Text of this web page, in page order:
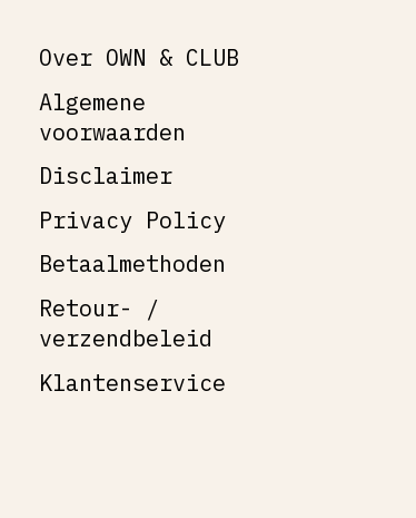
Over OWN & CLUB
Algemene
voorwaarden
Disclaimer
Privacy Policy
Betaalmethoden
Retour- /
verzendbeleid
Klantenservice